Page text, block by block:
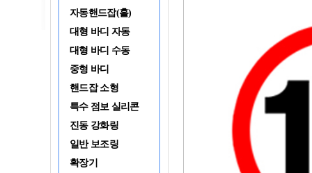
자동핸드잡(홀)
대형 바디 자동
대형 바디 수동
중형 바디
핸드잡 소형
특수 점보 실리콘
진동 강화링
일반 보조링
확장기